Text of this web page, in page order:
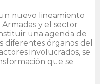
nuevo lineamiento
y el sector
una agenda de
diferentes órganos del
involucrados, se
que se